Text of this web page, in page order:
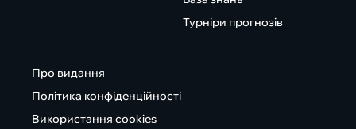
Турніри прогнозів
Про видання
Політика конфіденційності
Використання cookies